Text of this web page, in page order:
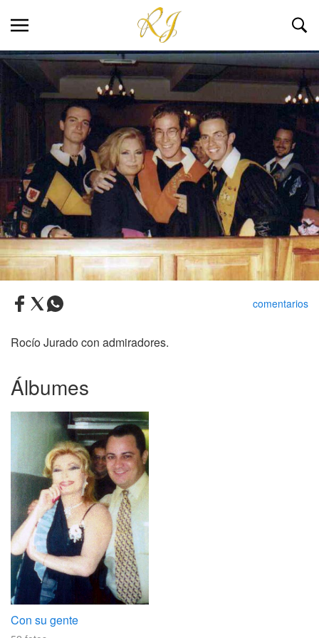
comentarios
Rocío Jurado con admiradores.
Álbumes
Con su gente